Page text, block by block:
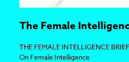
The Female
THE FEMALE INTELLIGENCE
On Female Intelligence